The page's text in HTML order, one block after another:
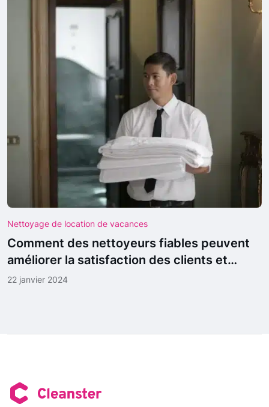
Nettoyage de location de vacances
Comment des nettoyeurs fiables peuvent
améliorer la satisfaction des clients et
fidéliser les clients
22 janvier 2024